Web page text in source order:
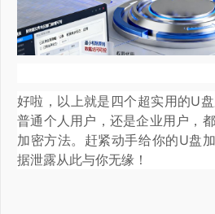
好啦，以上就是四个超实用的U
普通个人用户，还是企业用户，
加密方法。赶紧动手给你的U盘
据泄露从此与你无缘！